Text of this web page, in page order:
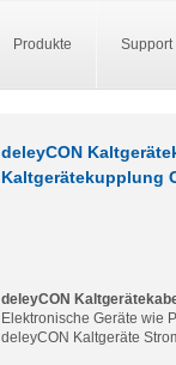
Produkte Support
deleyCON
Kaltgerätekupplung
deleyCON
Elektronische Geräte wie
deleyCON Kaltgeräte